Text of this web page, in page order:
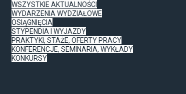
WSZYSTKIE AKTUALNOŚCI
WYDARZENIA WYDZIAŁOWE
OSIĄGNIĘCIA
STYPENDIA I WYJAZDY
PRAKTYKI, STAŻE, OFERTY PRACY
KONFERENCJE, SEMINARIA, WYKŁADY
KONKURSY